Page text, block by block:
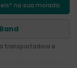
na sua morada:
transportadora e